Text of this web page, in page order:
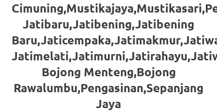
Wiht
80%
Discount
replica
watches.
Jatibaru,Jatibening,Jatibening
Bojong Menteng,Bojong
Rawalumbu,Pengasinan,Sepanjang
Jaya